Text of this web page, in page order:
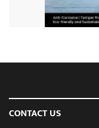
CONTACT US